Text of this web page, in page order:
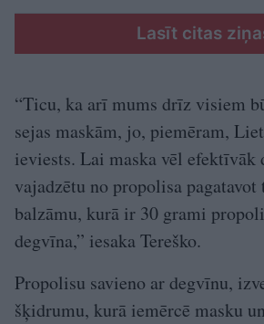
Lasīt citas
“Ticu, ka arī mums drīz visiem
sejas maskām, jo, piemēram,
ieviests. Lai maska vēl efektīvāk
vajadzētu no propolisa
balzāmu, kurā ir 30 grami
degvīna,” iesaka Tereško.
Propolisu savieno ar degvīnu,
šķidrumu, kurā iemērcē masku